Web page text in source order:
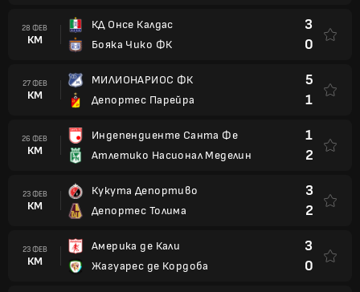
28 ФЕВ
КМ
КД Онсе Калдас
Бояка Чико ФК
3
0
27 ФЕВ
КМ
МИЛИОНАРИОС ФК
Депортес Парейра
5
1
26 ФЕВ
КМ
Индепендиенте Санта Фе
Атлетико Насионал Меделин
1
2
23 ФЕВ
КМ
Кукута Депортиво
Депортес Толима
3
2
23 ФЕВ
КМ
Америка де Кали
Жагуарес де Кордоба
3
0